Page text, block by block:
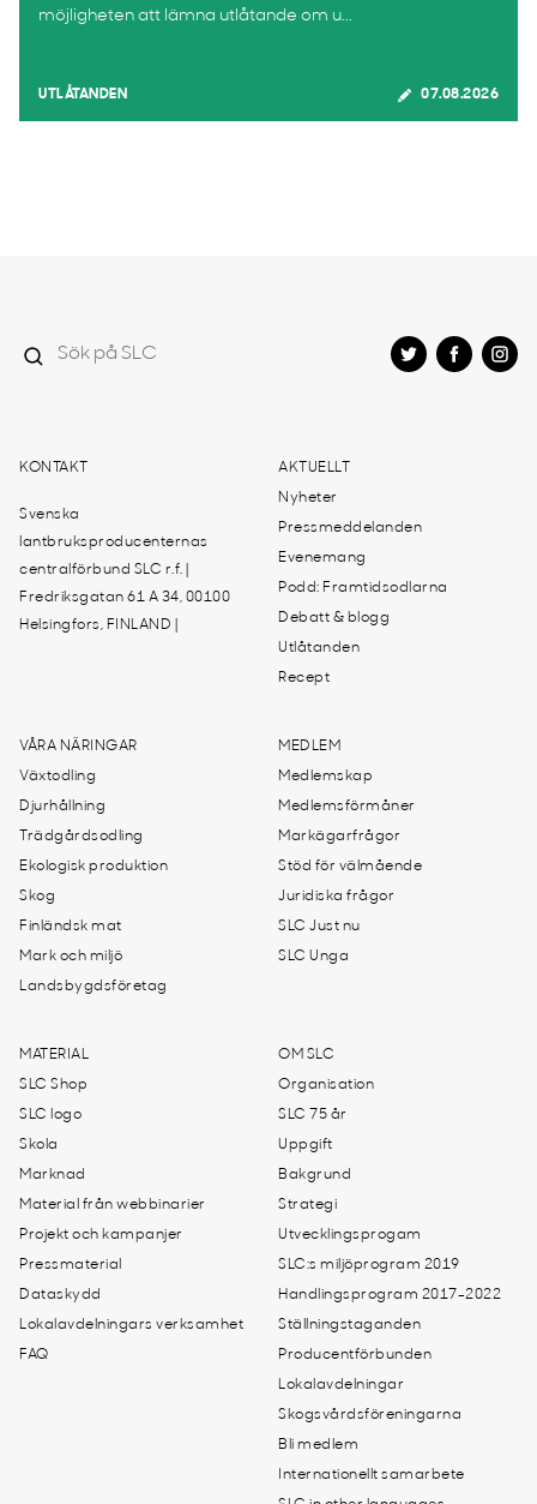
möjligheten att lämna utlåtande om u...
UTLÅTANDEN 07.08.2026
KONTAKT
Svenska
lantbruksproducenternas
centralförbund SLC r.f. |
Fredriksgatan 61 A 34, 00100
Helsingfors, FINLAND |
AKTUELLT
Nyheter
Pressmeddelanden
Evenemang
Podd: Framtidsodlarna
Debatt & blogg
Utlåtanden
Recept
VÅRA NÄRINGAR
Växtodling
Djurhållning
Trädgårdsodling
Ekologisk produktion
Skog
Finländsk mat
Mark och miljö
Landsbygdsföretag
MEDLEM
Medlemskap
Medlemsförmåner
Markägarfrågor
Stöd för välmående
Juridiska frågor
SLC Just nu
SLC Unga
MATERIAL
SLC Shop
SLC logo
Skola
Marknad
Material från webbinarier
Projekt och kampanjer
Pressmaterial
Dataskydd
Lokalavdelningars verksamhet
FAQ
OM SLC
Organisation
SLC 75 år
Uppgift
Bakgrund
Strategi
Utvecklingsprogam
SLC:s miljöprogram 2019
Handlingsprogram 2017-2022
Ställningstaganden
Producentförbunden
Lokalavdelningar
Skogsvårdsföreningarna
Bli medlem
Internationellt samarbete